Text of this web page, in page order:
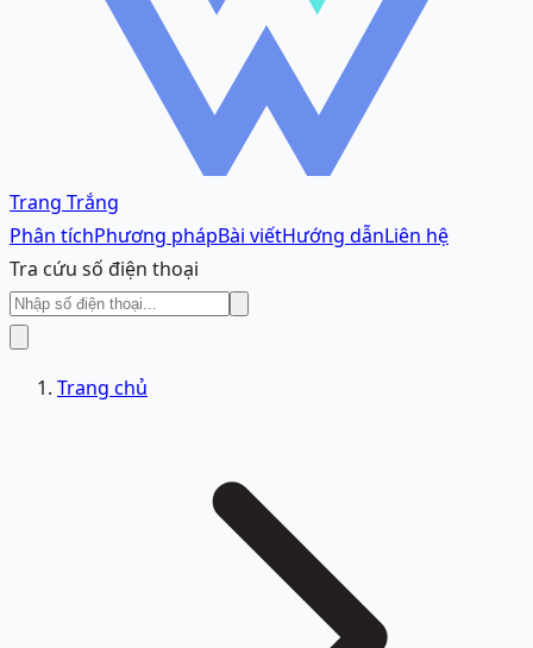
Trang Trắng
Phân tíchPhương phápBài viếtHướng dẫnLiên hệ
Tra cứu số điện thoại
Trang chủ